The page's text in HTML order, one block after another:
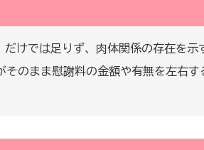
けでは足りず、肉体関係の存在を示
そのまま慰謝料の金額や有無を左右す